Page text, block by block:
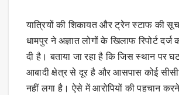
यात्रियों की शिकायत और ट्रेन स्टाफ की
धामपुर ने अज्ञात लोगों के खिलाफ रिपोर्ट
दी है। बताया जा रहा है कि जिस स्थान पर
आबादी क्षेत्र से दूर है और आसपास कोई
नहीं लगा है। ऐसे में आरोपियों की पहचान